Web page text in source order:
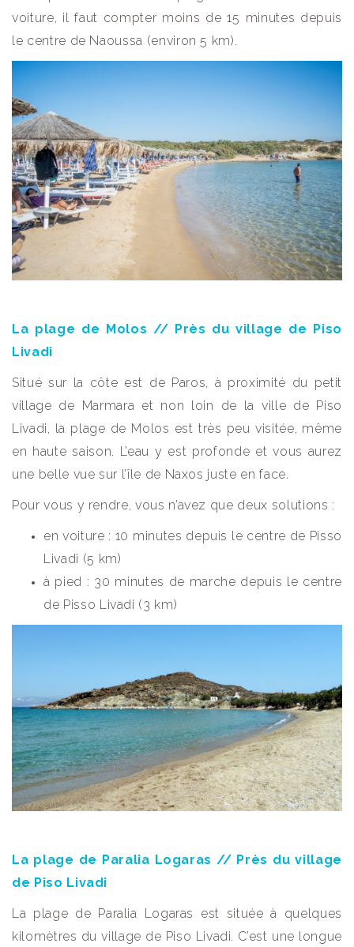
voiture, il faut compter moins de 15 minutes depuis
le centre de Naoussa (environ 5 km).
La plage de Molos // Près du village de Piso
Livadi
Situé sur la côte est de Paros, à proximité du petit
village de Marmara et non loin de la ville de Piso
Livadi, la plage de Molos est très peu visitée, même
en haute saison. L’eau y est profonde et vous aurez
une belle vue sur l’île de Naxos juste en face.
Pour vous y rendre, vous n’avez que deux solutions :
en voiture : 10 minutes depuis le centre de Pisso
Livadi (5 km)
à pied : 30 minutes de marche depuis le centre
de Pisso Livadi (3 km)
La plage de Paralia Logaras // Près du village
de Piso Livadi
La plage de Paralia Logaras est située à quelques
kilomètres du village de Piso Livadi. C’est une longue